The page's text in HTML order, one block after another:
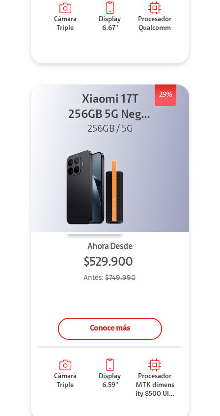
Cámara
Triple
Display
6.67"
Procesador
Qualcomm
29%
Xiaomi 17T
256GB 5G Negro
+ Sound
256GB / 5G
Ahora Desde
$529.900
Antes:$749.990
Conoce más
Cámara
Triple
Display
6.59"
Procesador
MTK dimens
ity 8500 Ultr